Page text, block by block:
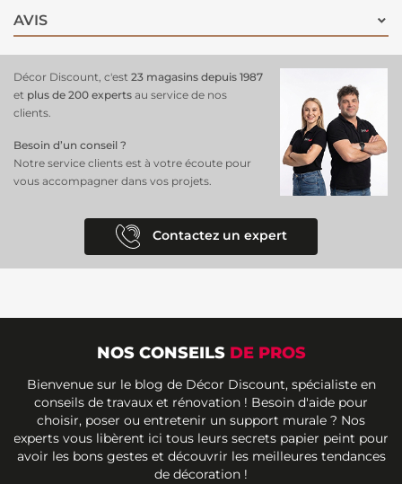
AVIS
Décor Discount, c'est 23 magasins depuis 1987
et plus de 200 experts au service de nos
clients.
Besoin d’un conseil ?
Notre service clients est à votre écoute pour
vous accompagner dans vos projets.
Contactez un expert
NOS CONSEILS DE PROS
Bienvenue sur le blog de Décor Discount, spécialiste en
conseils de travaux et rénovation ! Besoin d'aide pour
choisir, poser ou entretenir un support murale ? Nos
experts vous libèrent ici tous leurs secrets papier peint pour
avoir les bons gestes et découvrir les meilleures tendances
de décoration !